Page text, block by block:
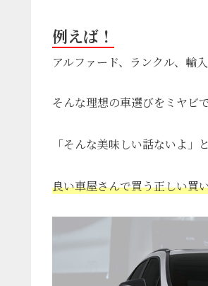
例えば！
アルファード、ランクル、輸
そんな理想の車選びをミヤビ
「そんな美味しい話ないよ」
良い車屋さんで買う正しい買